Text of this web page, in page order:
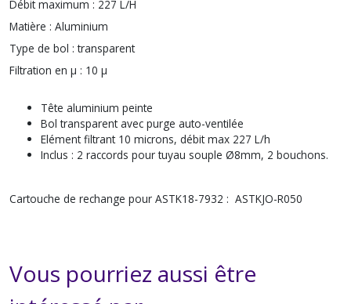
Débit maximum : 227 L/H
Matière : Aluminium
Type de bol : transparent
Filtration en μ : 10 µ
Tête aluminium peinte
Bol transparent avec purge auto-ventilée
Elément filtrant 10 microns, débit max 227 L/h
Inclus : 2 raccords pour tuyau souple Ø8mm, 2 bouchons.
Cartouche de rechange pour ASTK18-7932 : ASTKJO-R050
Vous pourriez aussi être